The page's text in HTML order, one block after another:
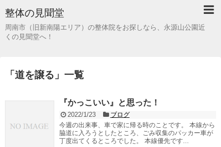
整体の見聞堂
周南市（旧新南陽エリア）の整体院をお探しなら、永源山公園近
くの見聞堂へ！
「 道を譲る 」 一覧
『かっこいい』と思った！
2022/1/23
ブログ
今週の出来事、車で家に帰る時のことです。 本線から
脇道に入ろうとしたところ、ごみ収集のパッカー車が
丁度出てくるところでした。 本線優先です...